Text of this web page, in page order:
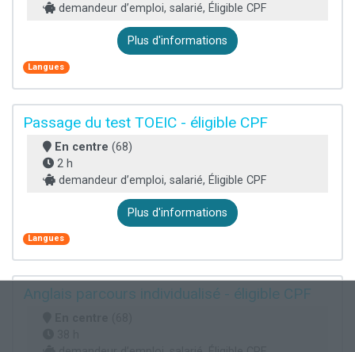
demandeur d’emploi, salarié, Éligible CPF
Plus d'informations
Langues
Passage du test TOEIC - éligible CPF
En centre (68)
2 h
demandeur d’emploi, salarié, Éligible CPF
Plus d'informations
Langues
Anglais parcours individualisé - éligible CPF